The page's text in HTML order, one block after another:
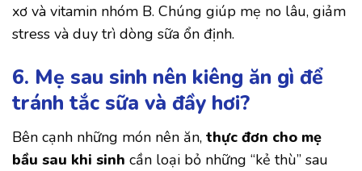
xơ và vitamin nhóm B. Chúng giúp mẹ no lâu, giảm
stress và duy trì dòng sữa ổn định.
6. Mẹ sau sinh nên kiêng ăn gì để
tránh tắc sữa và đầy hơi?
Bên cạnh những món nên ăn, thực đơn cho mẹ
bầu sau khi sinh cần loại bỏ những “kẻ thù” sau